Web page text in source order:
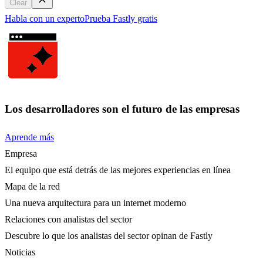
Clear
Habla con un expertoPrueba Fastly gratis
Los desarrolladores son el futuro de las empresas
Aprende más
Empresa
El equipo que está detrás de las mejores experiencias en línea
Mapa de la red
Una nueva arquitectura para un internet moderno
Relaciones con analistas del sector
Descubre lo que los analistas del sector opinan de Fastly
Noticias